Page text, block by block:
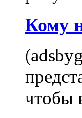
Кому
чтобы